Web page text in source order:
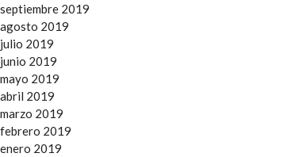
septiembre 2019
agosto 2019
julio 2019
junio 2019
mayo 2019
abril 2019
marzo 2019
febrero 2019
enero 2019